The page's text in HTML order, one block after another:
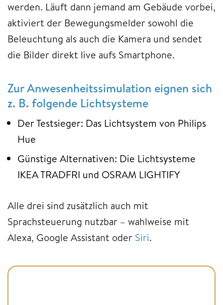
werden. Läuft dann jemand am Gebäude vorbei,
aktiviert der Bewegungsmelder sowohl die
Beleuchtung als auch die Kamera und sendet
die Bilder direkt live aufs Smartphone.
Zur Anwesenheitssimulation eignen sich
z. B. folgende Lichtsysteme
Der Testsieger: Das Lichtsystem von Philips
Hue
Günstige Alternativen: Die Lichtsysteme
IKEA TRADFRI und OSRAM LIGHTIFY
Alle drei sind zusätzlich auch mit
Sprachsteuerung nutzbar – wahlweise mit
Alexa, Google Assistant oder Siri.